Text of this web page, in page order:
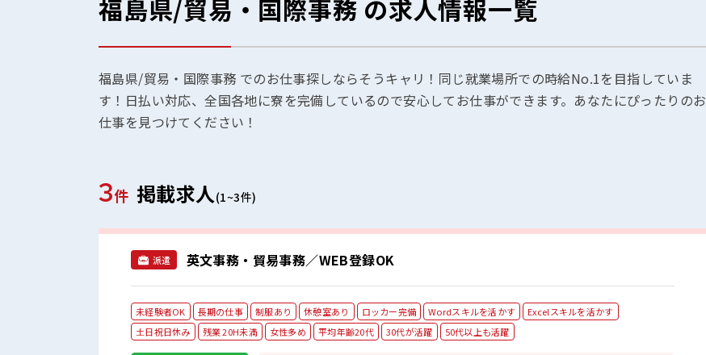
お気に入りリスト
お問い合わせ
福島県/貿易・国際事務 の求人情報一覧
福島県/貿易・国際事務 でのお仕事探しならそうキャリ！同じ就業場所での時給No.1を目指していま
す！日払い対応、全国各地に寮を完備しているので安心してお仕事ができます。あなたにぴったりのお
仕事を見つけてください！
3件 掲載求人(1~3件)
派遣 英文事務・貿易事務／WEB登録OK
未経験者OK 長期の仕事 制服あり 休憩室あり ロッカー完備 Wordスキルを活かす
Excelスキルを活かす
土日祝日休み
残業 20H未満 女性多め 平均年齢20代 30代が活躍 50代以上も活躍